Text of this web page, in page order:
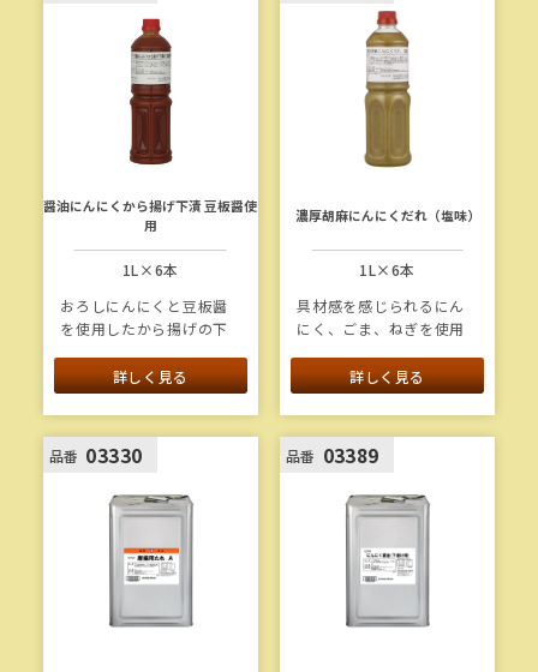
ップルの果汁を配合して
深みを付与し、しょうゆ
もろみを隠し味に入れる
ことで、味わい深く仕上
げています。
醤油にんにくから揚げ下漬 豆板醤使
用
1L×6本
おろしにんにくと豆板醤
を使用したから揚げの下
から揚げに仕上がりま
す。
詳しく見る
濃厚胡麻にんにくだれ（塩味）
1L×6本
具材感を感じられるにん
にく、ごま、ねぎを使用
に仕上げました。りんご
やレモンを使うことでフ
ルーティーな甘さや酸味
が加わり、複雑で奥深い
塩味が楽しめます。
詳しく見る
品番 03330 品番 03389